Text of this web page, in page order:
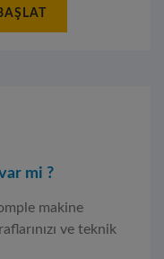
mi ?
makine
ve teknik